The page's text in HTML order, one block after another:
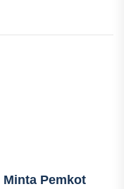
Minta Pemkot